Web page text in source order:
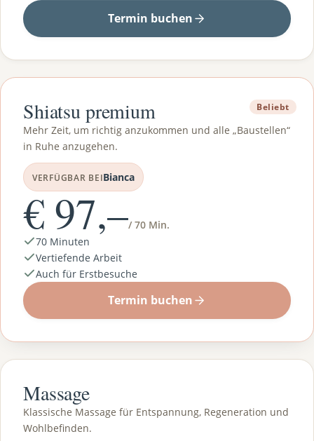
Termin buchen
Beliebt
Shiatsu premium
Mehr Zeit, um richtig anzukommen und alle „Baustellen“
in Ruhe anzugehen.
VERFÜGBAR BEIBianca
€ 97,–/ 70 Min.
70 Minuten
Vertiefende Arbeit
Auch für Erstbesuche
Termin buchen
Massage
Klassische Massage für Entspannung, Regeneration und
Wohlbefinden.